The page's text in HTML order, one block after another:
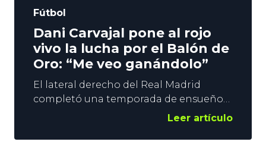
Fútbol
Dani Carvajal pone al rojo
vivo la lucha por el Balón de
Oro: “Me veo ganándolo”
El lateral derecho del Real Madrid
completó una temporada de ensueño
el pasado año. Conquistó La Liga,
Supercopa de Europa con el Madrid y la
Leer artículo